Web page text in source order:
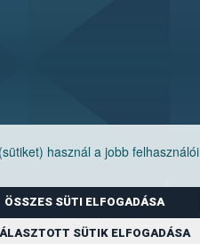
használ a jobb felhasználói
ÖSSZES SÜTI ELFOGADÁSA
SÜTIK ELFOGADÁSA